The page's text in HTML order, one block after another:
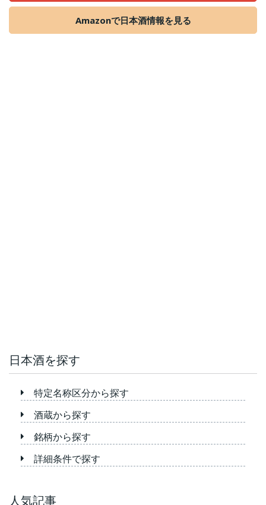
Amazonで日本酒情報を見る
日本酒を探す
特定名称区分から探す
酒蔵から探す
銘柄から探す
詳細条件で探す
人気記事